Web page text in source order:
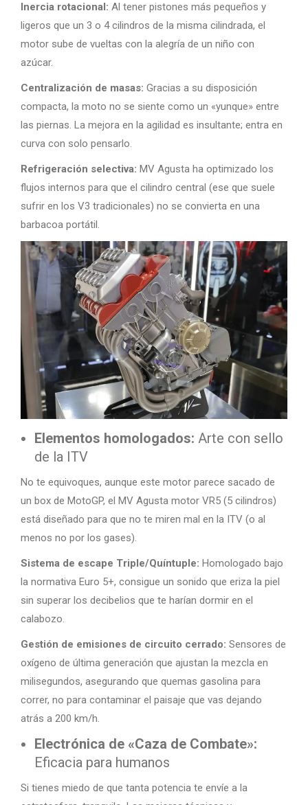
Inercia rotacional: Al tener pistones más pequeños y
ligeros que un 3 o 4 cilindros de la misma cilindrada, el
motor sube de vueltas con la alegría de un niño con
azúcar.
Centralización de masas: Gracias a su disposición
compacta, la moto no se siente como un «yunque» entre
las piernas. La mejora en la agilidad es insultante; entra en
curva con solo pensarlo.
Refrigeración selectiva: MV Agusta ha optimizado los
flujos internos para que el cilindro central (ese que suele
sufrir en los V3 tradicionales) no se convierta en una
barbacoa portátil.
Elementos homologados: Arte con sello
de la ITV
No te equivoques, aunque este motor parece sacado de
un box de MotoGP, el MV Agusta motor VR5 (5 cilindros)
está diseñado para que no te miren mal en la ITV (o al
menos no por los gases).
Sistema de escape Triple/Quíntuple: Homologado bajo
la normativa Euro 5+, consigue un sonido que eriza la piel
sin superar los decibelios que te harían dormir en el
calabozo.
Gestión de emisiones de circuito cerrado: Sensores de
oxígeno de última generación que ajustan la mezcla en
milisegundos, asegurando que quemas gasolina para
correr, no para contaminar el paisaje que vas dejando
atrás a 200 km/h.
Electrónica de «Caza de Combate»:
Eficacia para humanos
Si tienes miedo de que tanta potencia te envíe a la